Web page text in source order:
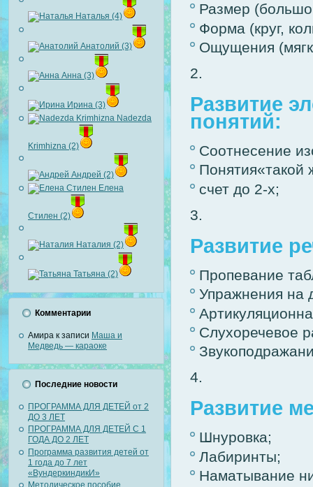
Наталья (4)
Анатолий (3)
Анна (3)
Ирина (3)
Nadezda
Krimhizna (2)
Андрей (2)
Елена
Стилен (2)
Наталия (2)
Татьяна (2)
Комментарии
Амира к записи Маша и
Медведь — караоке
Последние новости
ПРОГРАММА ДЛЯ ДЕТЕЙ от 2
ДО 3 ЛЕТ
ПРОГРАММА ДЛЯ ДЕТЕЙ С 1
ГОДА ДО 2 ЛЕТ
Программа развития детей от
1 года до 7 лет
«ВундеркиндикИ»
Методическое пособие
Размер
Форма (круг,
Ощущения
Развитие
понятий:
Соотнесение
Понятия«такой
счет до 2-х;
Развитие
Пропевание
Упражнения на
Слухоречевое
Развитие
Шнуровка;
Лабиринты;
Наматывание